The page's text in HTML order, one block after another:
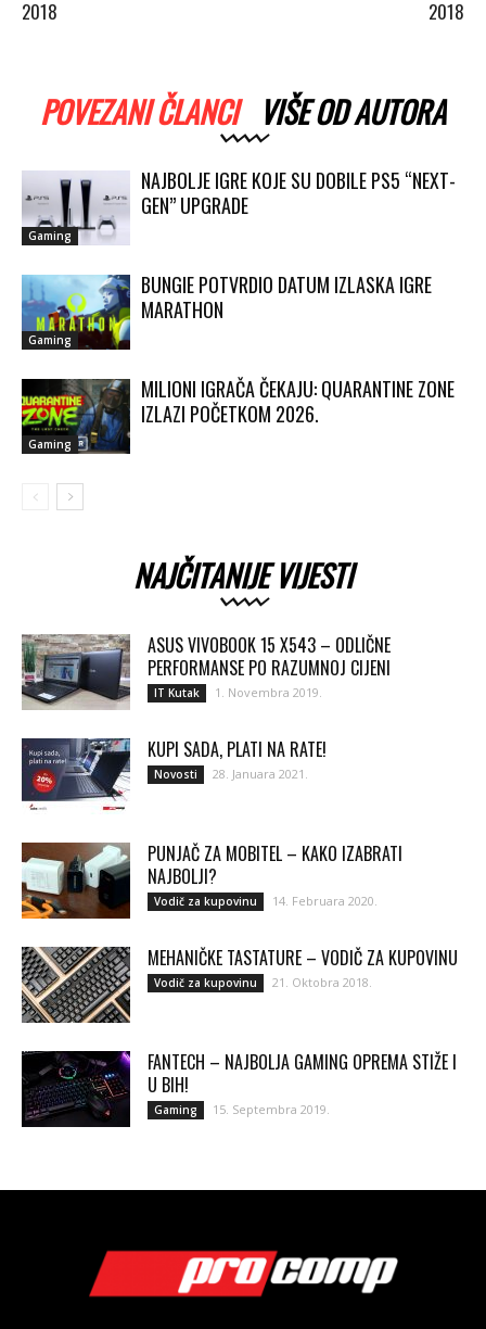
2018
2018
POVEZANI ČLANCI VIŠE OD AUTORA
Gaming
NAJBOLJE IGRE KOJE SU DOBILE PS5 “NEXT-
GEN” UPGRADE
Gaming
BUNGIE POTVRDIO DATUM IZLASKA IGRE
MARATHON
Gaming
MILIONI IGRAČA ČEKAJU: QUARANTINE ZONE
IZLAZI POČETKOM 2026.
NAJČITANIJE VIJESTI
ASUS VIVOBOOK 15 X543 – ODLIČNE
PERFORMANSE PO RAZUMNOJ CIJENI
IT Kutak 1. Novembra 2019.
KUPI SADA, PLATI NA RATE!
Novosti 28. Januara 2021.
PUNJAČ ZA MOBITEL – KAKO IZABRATI
NAJBOLJI?
Vodič za kupovinu 14. Februara 2020.
MEHANIČKE TASTATURE – VODIČ ZA KUPOVINU
Vodič za kupovinu 21. Oktobra 2018.
FANTECH – NAJBOLJA GAMING OPREMA STIŽE I
U BIH!
Gaming 15. Septembra 2019.